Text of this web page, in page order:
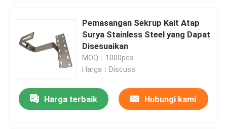
Pemasangan Sekrup Kait Atap
Surya Stainless Steel yang Dapat
Disesuaikan
MOQ：1000pcs
Harga：Discuss
Harga terbaik Hubungi kami